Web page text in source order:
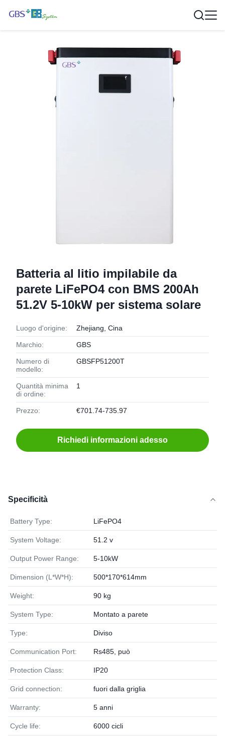
Batteria al litio impilabile da
parete LiFePO4 con BMS 200Ah
51.2V 5-10kW per sistema solare
Luogo d'origine: Zhejiang, Cina
Marchio: GBS
Numero di
modello:
GBSFP51200T
Quantità minima
di ordine:
1
Prezzo: €701.74-735.97
Richiedi informazioni adesso
Specificità
Battery Type: LiFePO4
System Voltage: 51.2 v
Output Power Range: 5-10kW
Dimension (L*W*H): 500*170*614mm
Weight: 90 kg
System Type: Montato a parete
Type: Diviso
Communication Port: Rs485, può
Protection Class: IP20
Grid connection: fuori dalla griglia
Warranty: 5 anni
Cycle life: 6000 cicli